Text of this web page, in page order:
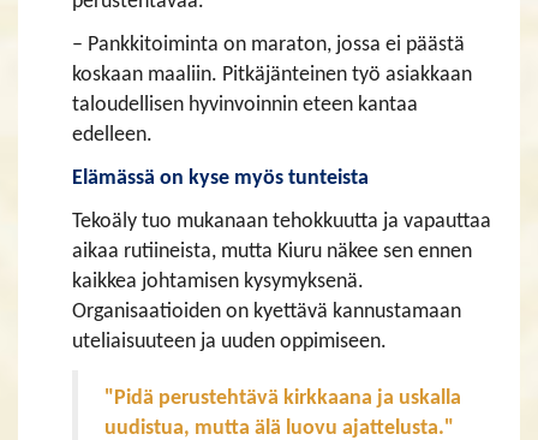
– Pankkitoiminta on maraton, jossa ei päästä
koskaan maaliin. Pitkäjänteinen työ asiakkaan
taloudellisen hyvinvoinnin eteen kantaa
edelleen.
Elämässä on kyse myös tunteista
Tekoäly tuo mukanaan tehokkuutta ja vapauttaa
aikaa rutiineista, mutta Kiuru näkee sen ennen
kaikkea johtamisen kysymyksenä.
Organisaatioiden on kyettävä kannustamaan
uteliaisuuteen ja uuden oppimiseen.
"Pidä perustehtävä kirkkaana ja uskalla
uudistua, mutta älä luovu ajattelusta."